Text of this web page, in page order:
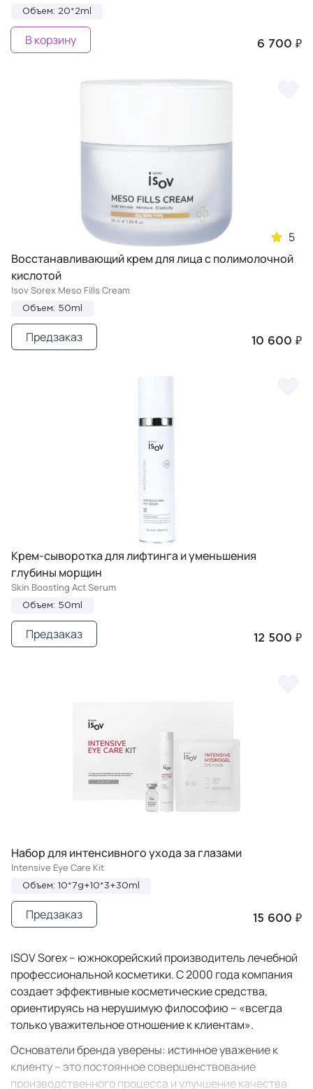
Объем: 20*2ml
6 700 ₽
В корзину
5
Восстанавливающий крем для лица c полимолочной
кислотой
Isov Sorex Meso Fills Cream
Объем: 50ml
10 600 ₽
Предзаказ
Крем-сыворотка для лифтинга и уменьшения
глубины морщин
Skin Boosting Act Serum
Объем: 50ml
12 500 ₽
Предзаказ
Набор для интенсивного ухода за глазами
Intensive Eye Care Kit
Объем: 10*7g+10*3+30ml
15 600 ₽
Предзаказ
ISOV Sorex – южнокорейский производитель лечебной
профессиональной косметики. С 2000 года компания
создает эффективные косметические средства,
ориентируясь на нерушимую философию – «всегда
только уважительное отношение к клиентам».
Основатели бренда уверены: истинное уважение к
клиенту – это постоянное совершенствование
производственного процесса и улучшение качества